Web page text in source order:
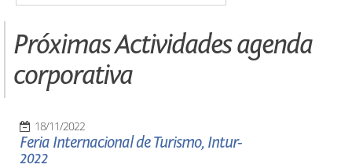
Próximas Actividades agenda
corporativa
18/11/2022
Feria Internacional de Turismo, Intur-
2022